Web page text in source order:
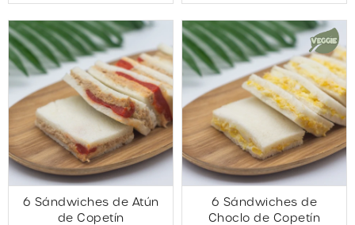
6 Sándwiches de Atún
de Copetín
6 Sándwiches de
Choclo de Copetín